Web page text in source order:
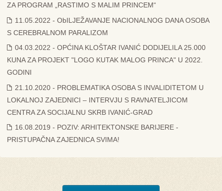
ZA PROGRAM „RASTIMO S MALIM PRINCEM“
11.05.2022 - ObILJEŽAVANJE NACIONALNOG DANA OSOBA
S CEREBRALNOM PARALIZOM
04.03.2022 - OPĆINA KLOŠTAR IVANIĆ DODIJELILA 25.000
KUNA ZA PROJEKT "LOGO KUTAK MALOG PRINCA" U 2022.
GODINI
21.10.2020 - PROBLEMATIKA OSOBA S INVALIDITETOM U
LOKALNOJ ZAJEDNICI – INTERVJU S RAVNATELJICOM
CENTRA ZA SOCIJALNU SKRB IVANIĆ-GRAD
16.08.2019 - POZIV: ARHITEKTONSKE BARIJERE -
PRISTUPAČNA ZAJEDNICA SVIMA!